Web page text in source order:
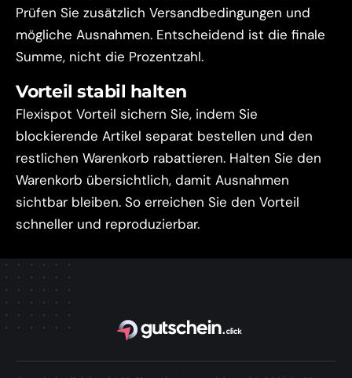
Prüfen Sie zusätzlich Versandbedingungen und
mögliche Ausnahmen. Entscheidend ist die finale
Summe, nicht die Prozentzahl.
Vorteil stabil halten
Flexispot Vorteil sichern Sie, indem Sie
blockierende Artikel separat bestellen und den
restlichen Warenkorb rabattieren. Halten Sie den
Warenkorb übersichtlich, damit Ausnahmen
sichtbar bleiben. So erreichen Sie den Vorteil
schneller und reproduzierbar.